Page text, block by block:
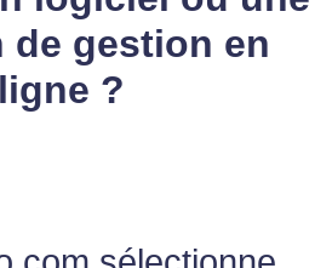
gestion en
ligne ?